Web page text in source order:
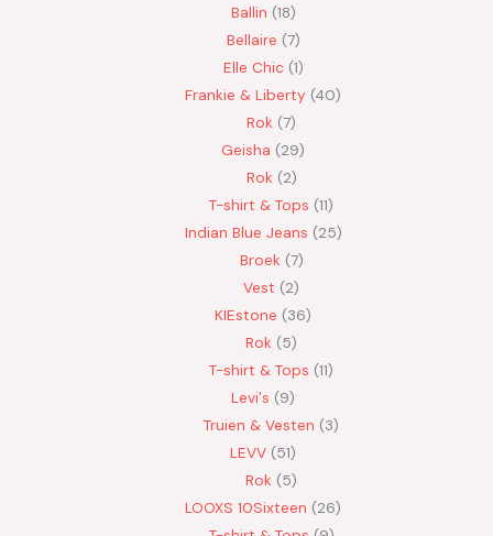
Ballin 18
Bellaire 7
Elle Chic 1
Frankie & Liberty 40
Rok 7
Geisha
29
Rok 2
T-shirt & Tops 11
Indian Blue Jeans 25
Broek 7
Vest
2
KIEstone
36
Rok 5
T-shirt & Tops 11
Levi's
9
Truien & Vesten
3
LEVV 51
Rok 5
LOOXS 10Sixteen
26